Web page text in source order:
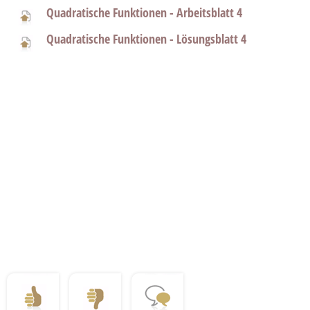
Quadratische Funktionen - Arbeitsblatt 4
Quadratische Funktionen - Lösungsblatt 4